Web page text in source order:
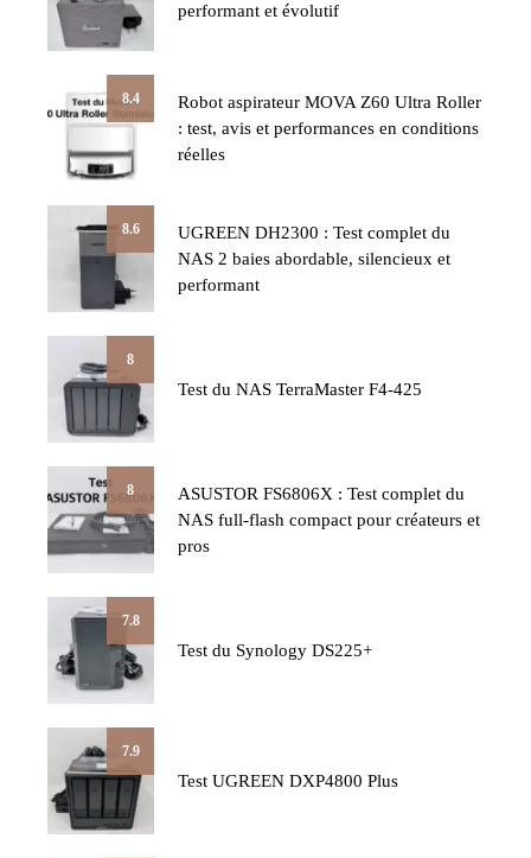
performant et évolutif
8.4
Robot aspirateur MOVA Z60 Ultra Roller
: test, avis et performances en conditions
réelles
8.6
UGREEN DH2300 : Test complet du
NAS 2 baies abordable, silencieux et
performant
8
Test du NAS TerraMaster F4-425
8
ASUSTOR FS6806X : Test complet du
NAS full-flash compact pour créateurs et
pros
7.8
Test du Synology DS225+
7.9
Test UGREEN DXP4800 Plus